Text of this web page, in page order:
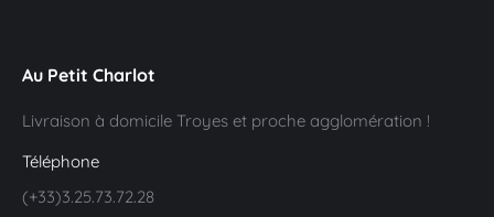
Au Petit Charlot
Livraison à domicile Troyes et proche agglomération !
Téléphone
(+33)3.25.73.72.28